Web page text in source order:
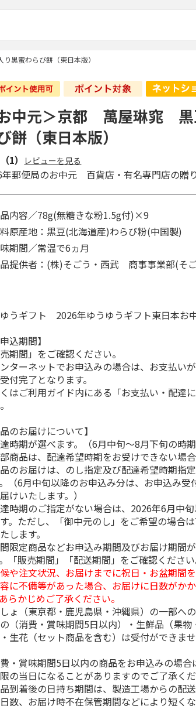
黒蜜わらび餅（東日本版）
＜お中元＞東京あん
バターパンケーキ６
個入
4.0（1）
2,300円
(送料・税込)
＜お中元＞江戸日本
橋よもぎ草餅１６個
入
4.0 （1）
2,000円
(送料・税込)
＜お中
夏
3,240
(送料・
中元＞京都 萬屋琳窕 黒
餅（東日本版）
（1） レビューを見る
年郵便局のお中元 百貨店・有名専門店の贈
内容／78g(無糖きな粉1.5g付)×9
原産地：黒豆(北海道産)わらび粉(中国製)
期間／常温で6ヵ月
提供者：(株)そごう・西武 商事事業部(そ
うギフト 2026年ゆうゆうギフト東日本
込期間】
売期間」をご確認ください。
ターネットでお申込みの場合は、お支払い
付完了となります。
はご利用ガイド内にある「お支払い・配達
品のお届けについて】
時期が選べます。（6月中旬～8月下旬の時期
商品は、配達希望時期をお受けできない場合
のお届けは、のし指定及び配達希望時期指
（6月中旬以降のお申込み分は、お申込み受
けいたします。）
時期のご指定がない場合は、2026年6月中
。ただし、「御中元のし」をご希望の場合
します。
限定商品などお申込み期間及びお届け期間
「販売期間」「配送期間」をご確認ください
や注文状況、お届けまでに祝日・お盆期間
に不備等があった場合、お届けに日数がか
らかじめご了承ください。
ょ（東京都・鹿児島県・沖縄県）の一部への
（消費・賞味期間5日以内）・生鮮品（果
生花（セット商品を含む）は受付ができま
・賞味期間5日以内の商品をお申込みの場合
の当日になることがありますのでご了承くだ
到着後の日持ち期間は、製造工場からの配
数、お届け時不在保管期間などにより短く